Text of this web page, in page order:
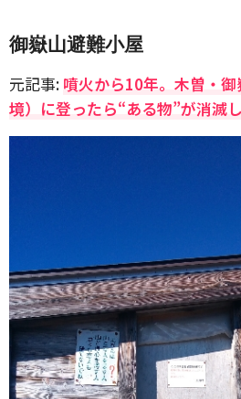
御嶽山避難小屋
元記事: 噴火から10年。木曽・
境）に登ったら“ある物”が消滅